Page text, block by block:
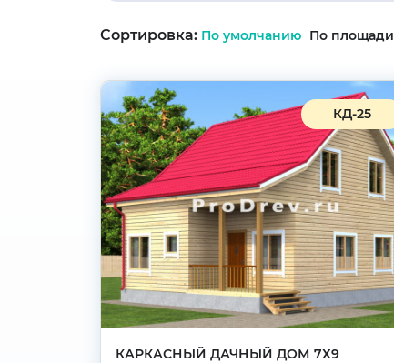
Сортировка: По умолчанию По площади
КД-25
КАРКАСНЫЙ ДАЧНЫЙ ДОМ 7Х9